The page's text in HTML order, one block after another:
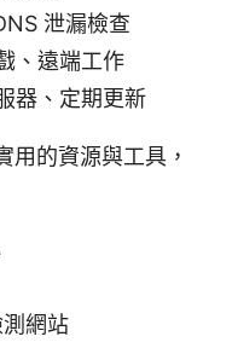
泄漏檢查
、遠端工作
器、定期更新
用的資源與工具，
網站